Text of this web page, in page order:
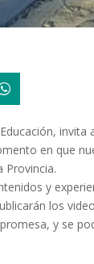
invita
en que
Provincia.
y
los
y se